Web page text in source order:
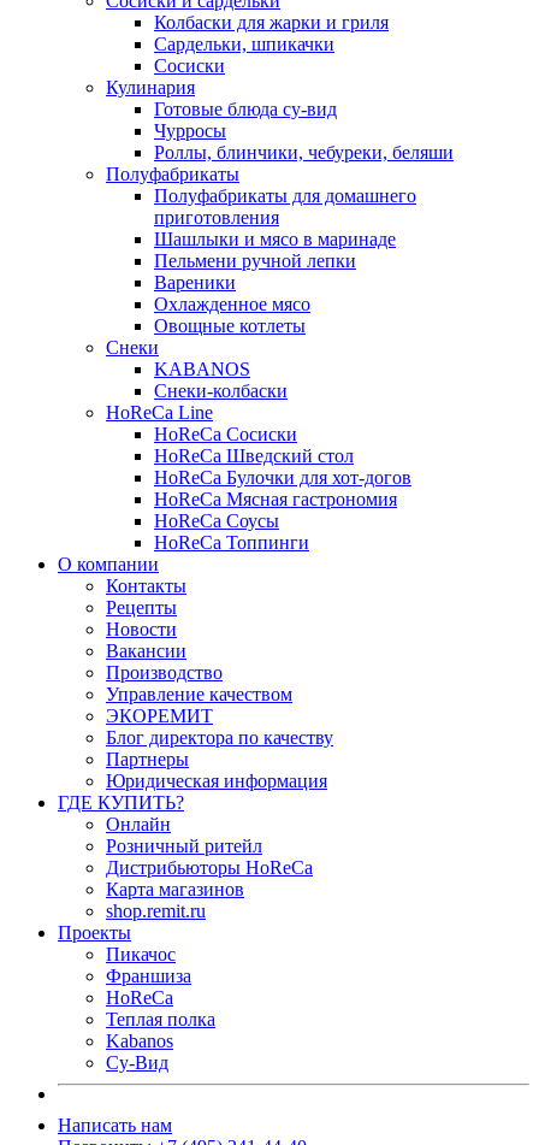
Колбаски для жарки и гриля
Сардельки, шпикачки
Сосиски
Кулинария
Готовые блюда су-вид
Чурросы
Роллы, блинчики, чебуреки, беляши
Полуфабрикаты
Полуфабрикаты для домашнего
приготовления
Шашлыки и мясо в маринаде
Пельмени ручной лепки
Вареники
Охлажденное мясо
Овощные котлеты
Снеки
KABANOS
Снеки-колбаски
HoReCa Line
HoReCa Сосиски
HoReCa Шведский стол
HoReCa Булочки для хот-догов
HoReCa Мясная гастрономия
HoReCa Соусы
HoReCa Топпинги
О компании
Контакты
Рецепты
Новости
Вакансии
Производство
Управление качеством
ЭКОРЕМИТ
Блог директора по качеству
Партнеры
Юридическая информация
ГДЕ КУПИТЬ?
Онлайн
Розничный ритейл
Дистрибьюторы HoReCa
Карта магазинов
shop.remit.ru
Проекты
Пикачос
Франшиза
HoReCa
Теплая полка
Kabanos
Су-Вид
Написать нам